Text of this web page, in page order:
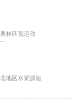
林匹克运动
地区水资源短